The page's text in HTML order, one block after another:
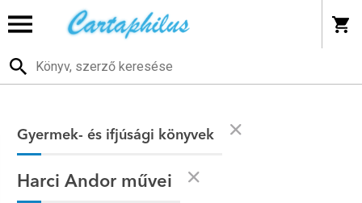
Gyermek- és ifjúsági könyvek
Harci Andor művei